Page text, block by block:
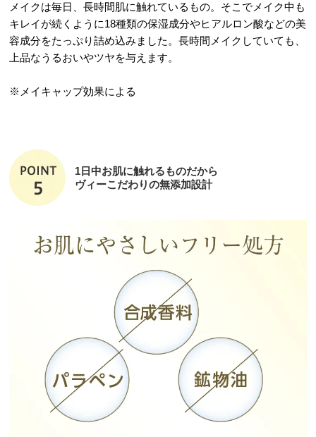
メイクは毎日、長時間肌に触れているもの。そこでメイク中も
キレイが続くように18種類の保湿成分やヒアルロン酸などの美
容成分をたっぷり詰め込みました。長時間メイクしていても、
上品なうるおいやツヤを与えます。
※メイキャップ効果による
1日中お肌に触れるものだから
ヴィーこだわりの無添加設計